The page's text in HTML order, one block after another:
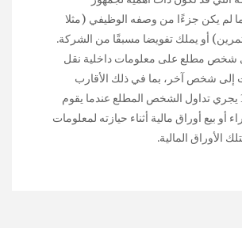
لم يكن جزءًا من وصفه الوظيفي (مثلا
أو يملك تفويضا مسبقًا من الشركة.
لأي شخص مطلع على معلومات داخلية نقل
إلى شخص آخر، بما في ذلك الأقارب
والأصدقاء. 3.1 يجري تداول الشخص المطلع عندما يقوم
بيع أوراق مالية أثناء حيازته لمعلومات
الأوراق المالية.